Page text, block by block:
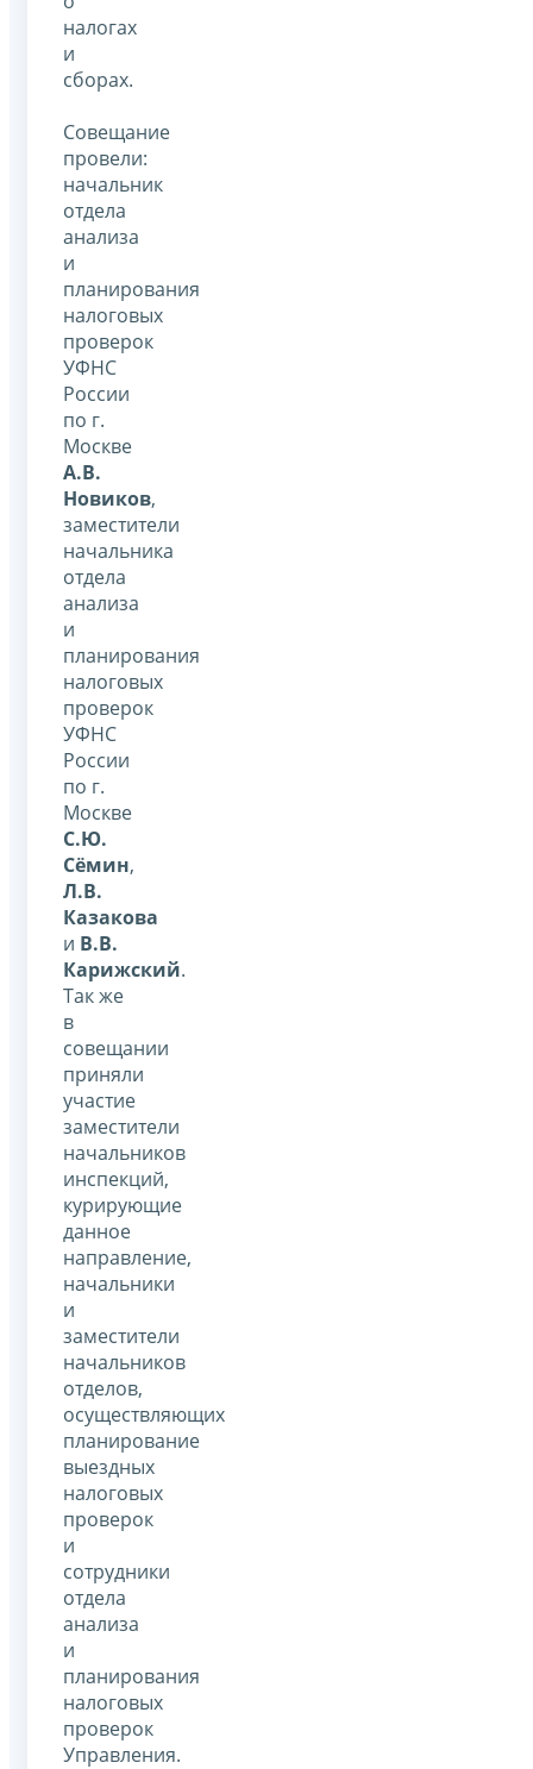
налогах
и
сборах.
Совещание
провели:
начальник
отдела
анализа
и
планирования
налоговых
проверок
УФНС
России
по г.
Москве
А.В.
Новиков,
заместители
начальника
отдела
анализа
и
планирования
налоговых
проверок
УФНС
России
по г.
Москве
С.Ю.
Сёмин,
Л.В.
Казакова
и В.В.
Карижский.
Так же
в
совещании
приняли
участие
заместители
начальников
инспекций,
курирующие
данное
направление,
начальники
и
заместители
начальников
отделов,
осуществляющих
планирование
выездных
налоговых
проверок
и
сотрудники
отдела
анализа
и
планирования
налоговых
проверок
Управления.